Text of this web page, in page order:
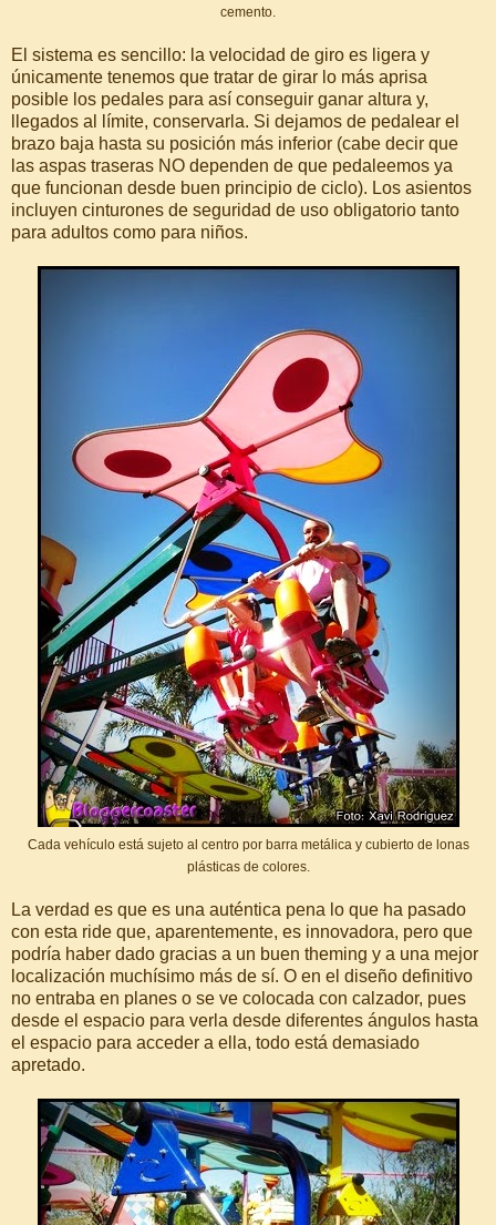
cemento.
El sistema es sencillo: la velocidad de giro es ligera y
únicamente tenemos que tratar de girar lo más aprisa
posible los pedales para así conseguir ganar altura y,
llegados al límite, conservarla. Si dejamos de pedalear el
brazo baja hasta su posición más inferior (cabe decir que
las aspas traseras NO dependen de que pedaleemos ya
que funcionan desde buen principio de ciclo). Los asientos
incluyen cinturones de seguridad de uso obligatorio tanto
para adultos como para niños.
Cada vehículo está sujeto al centro por barra metálica y cubierto de lonas
plásticas de colores.
La verdad es que es una auténtica pena lo que ha pasado
con esta ride que, aparentemente, es innovadora, pero que
podría haber dado gracias a un buen theming y a una mejor
localización muchísimo más de sí. O en el diseño definitivo
no entraba en planes o se ve colocada con calzador, pues
desde el espacio para verla desde diferentes ángulos hasta
el espacio para acceder a ella, todo está demasiado
apretado.